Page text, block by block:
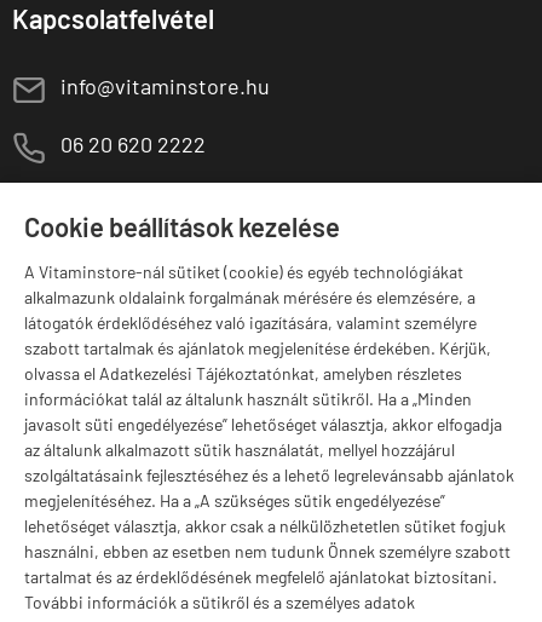
Cookie beállítások kezelése
A Vitaminstore-nál sütiket (cookie) és egyéb technológiákat
alkalmazunk oldalaink forgalmának mérésére és elemzésére, a
látogatók érdeklődéséhez való igazítására, valamint személyre
szabott tartalmak és ajánlatok megjelenítése érdekében. Kérjük,
olvassa el Adatkezelési Tájékoztatónkat, amelyben részletes
információkat talál az általunk használt sütikről. Ha a „Minden
javasolt süti engedélyezése” lehetőséget választja, akkor elfogadja
az általunk alkalmazott sütik használatát, mellyel hozzájárul
szolgáltatásaink fejlesztéséhez és a lehető legrelevánsabb ajánlatok
megjelenítéséhez. Ha a „A szükséges sütik engedélyezése”
lehetőséget választja, akkor csak a nélkülözhetetlen sütiket fogjuk
használni, ebben az esetben nem tudunk Önnek személyre szabott
tartalmat és az érdeklődésének megfelelő ajánlatokat biztosítani.
További információk a sütikről és a személyes adatok
Kapcsolatfelvétel
E info@vitaminstore.hu
M 06 20 620 2222
Szugló u. 83-85.
Márkák
Valuta választás